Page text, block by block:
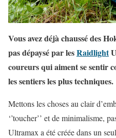
Vous avez déjà chaussé des
pas dépaysé par lesRaidlight
coureurs qui aiment se sentir
les sentiers les plus techniques.
Mettons les choses au clair
‘’toucher’’ et de minimalisme,
Ultramax a été créée dans un